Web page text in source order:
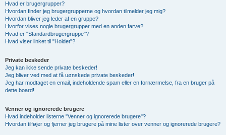
Hvad er brugergrupper?
Hvordan finder jeg brugergrupperne og hvordan tilmelder jeg mig?
Hvordan bliver jeg leder af en gruppe?
Hvorfor vises nogle brugergrupper med en anden farve?
Hvad er "Standardbrugergruppe"?
Hvad viser linket til "Holdet"?
Private beskeder
Jeg kan ikke sende private beskeder!
Jeg bliver ved med at få uønskede private beskeder!
Jeg har modtaget en email, indeholdende spam eller en fornærmelse, fra en bruger på
dette board!
Venner og ignorerede brugere
Hvad indeholder listerne "Venner og ignorerede brugere"?
Hvordan tilføjer og fjerner jeg brugere på mine lister over venner og ignorerede brugere?